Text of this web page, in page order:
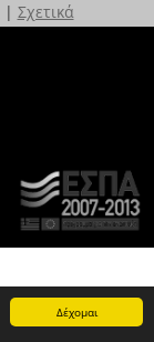
Δέχομαι
| Σχετικά